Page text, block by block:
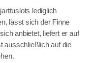
lediglich
lässt sich der Finne
anbietet, liefert er auf
ausschließlich auf die